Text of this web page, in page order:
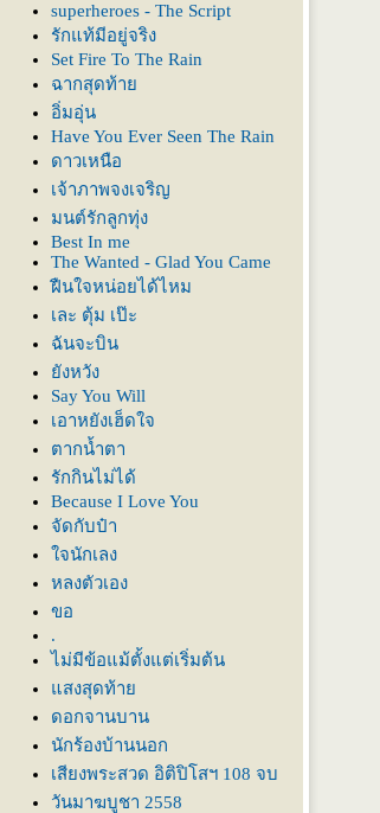
superheroes - The Script
รักแท้มีอยู่จริง
Set Fire To The Rain
ฉากสุดท้า
อิ่มอุ่น
Have You Ever Seen The Rain
ดาวเหนือ
เจ้าภาพจงเจริญ
มนต์รักลูกทุ่ง
Best In me
The Wanted - Glad You Came
ฝืนใจหน่อยได้ไหม
เละ ตุ้ม เป๊ะ
ฉันจะบิน
ังหวัง
Say You Will
เอาหยังเฮ็ดใจ
ตากน้ำตา
รักกินไม่ได้
Because I Love You
จัดกับป๋า
จนักเลง
หลงตัวเอง
ขอ
.
ไม่มีข้อแม้ตั้งแต่เริ่มต้น
สงสุดท้า
ดอกจานบาน
นักร้องบ้านนอก
เสียงพระสวด อิติปิโสฯ 108 จบ
วันมาฆบูชา 2558